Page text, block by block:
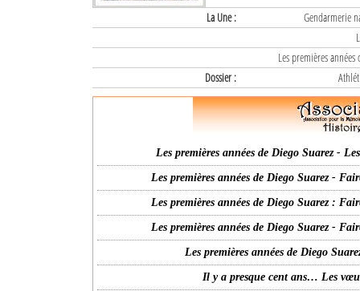
La Une :
Gendarmerie
Les premières
Dossier :
Les premières années de Diego Suarez -
Les premières années de Diego Suarez -
Les premières années de Diego Suarez :
Les premières années de Diego Suarez -
Les premières années de Diego
Il y a presque cent ans… Les